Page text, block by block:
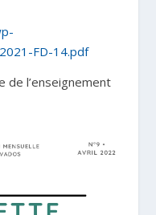
FD-14.pdf
de l’enseignement